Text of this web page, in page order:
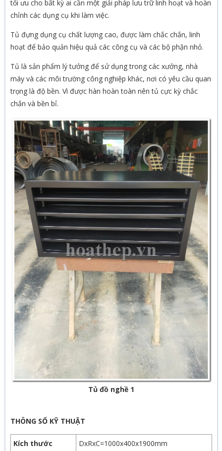
tối ưu cho bất kỳ ai cần một giải pháp lưu trữ linh hoạt và hoàn
chỉnh các dụng cụ khi làm việc.
Tủ đựng dụng cụ chất lượng cao, được làm chắc chắn, linh
hoạt để bảo quản hiệu quả các công cụ và các bộ phận nhỏ.
Tủ là sản phẩm lý tưởng để sử dụng trong các xưởng, nhà
máy và các môi trường công nghiệp khác, nơi có yêu cầu quan
trọng là độ bền. Vì được hàn hoàn toàn nên tủ cực kỳ chắc
chắn và bền bỉ.
Tủ đồ nghề 1
THÔNG SỐ KỸ THUẬT
Kích thước DxRxC=1000x400x1900mm